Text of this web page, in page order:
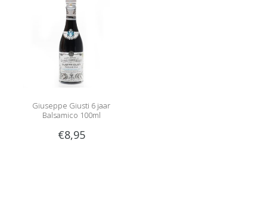
Giuseppe Giusti 6 jaar
Balsamico 100ml
€8,95